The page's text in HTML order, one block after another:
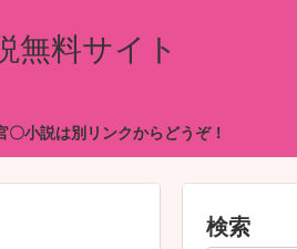
無料サイト
小説は別リンクからどうぞ！
検索